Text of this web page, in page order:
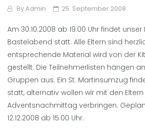
ByAdmin 25. September 2008
Am 30.10.2008 ab 19.00 Uhr findet
Bastelabend statt. Alle Eltern sind
entsprechende Material wird von der
gestellt. Die Teilnehmerlisten hängen
Gruppen aus. Ein St. Martinsumzug
statt, alternativ wollen wir mit den
Adventsnachmittag verbringen.
12.12.2008 ab 15.00 Uhr.